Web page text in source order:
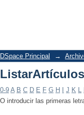
DSpace Principal →
0-9 A B C D E F G H J K L
O introducir las primeras